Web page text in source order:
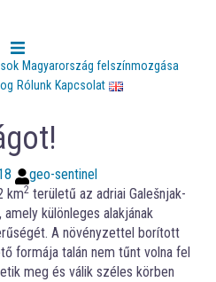
Magyarország felszínmozgása
Rólunk Kapcsolat
geo-sentinel
km2 területű az adriai Galešnjak-
különleges alakjának
A növényzettel borított
formája talán nem tűnt volna fel
meg és válik széles körben